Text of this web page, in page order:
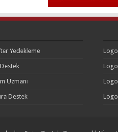
Yedekleme
Uzmanı
Destek
Logo
Logo